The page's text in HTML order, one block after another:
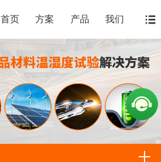
首页 方案 产品 我们